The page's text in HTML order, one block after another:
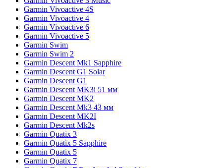
Garmin Vivoactive 4S
Garmin Vivoactive 4
Garmin Vivoactive 6
Garmin Vivoactive 5
Garmin Swim
Garmin Swim 2
Garmin Descent Mk1 Sapphire
Garmin Descent G1 Solar
Garmin Descent G1
Garmin Descent MK3i 51 мм
Garmin Descent MK2
Garmin Descent Mk3 43 мм
Garmin Descent MK2I
Garmin Descent Mk2s
Garmin Quatix 3
Garmin Quatix 5 Sapphire
Garmin Quatix 5
Garmin Quatix 7